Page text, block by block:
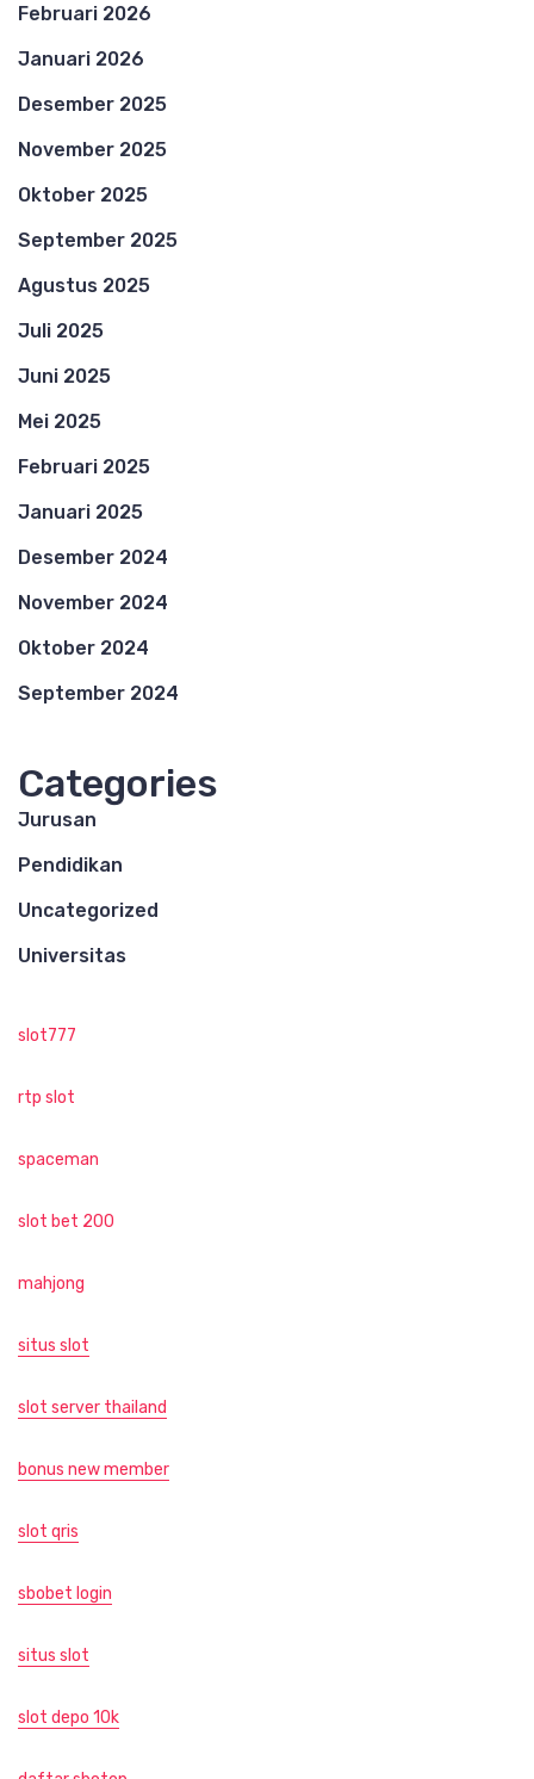
Februari 2026
Januari 2026
Desember 2025
November 2025
Oktober 2025
September 2025
Agustus 2025
Juli 2025
Juni 2025
Mei 2025
Februari 2025
Januari 2025
Desember 2024
November 2024
Oktober 2024
September 2024
Categories
Jurusan
Pendidikan
Uncategorized
Universitas
slot777
rtp slot
spaceman
slot bet 200
mahjong
situs slot
slot server thailand
bonus new member
slot qris
sbobet login
situs slot
slot depo 10k